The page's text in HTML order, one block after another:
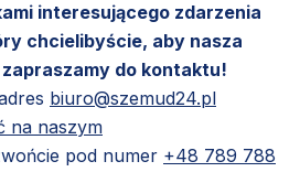
interesującego zdarzenia
chcielibyście, aby nasza
do kontaktu!
biuro@szemud24.pl
na naszym
pod numer +48 789 788